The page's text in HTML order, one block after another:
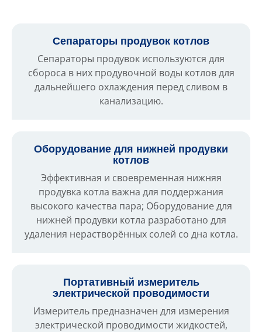
Сепараторы продувок котлов
Сепараторы продувок используются для
сбороса в них продувочной воды котлов для
дальнейшего охлаждения перед сливом в
канализацию.
Оборудование для нижней продувки
котлов
Эффективная и своевременная нижняя
продувка котла важна для поддержания
высокого качества пара; Оборудование для
нижней продувки котла разработано для
удаления нерастворённых солей со дна котла.
Портативный измеритель
электрической проводимости
Измеритель предназначен для измерения
электрической проводимости жидкостей,